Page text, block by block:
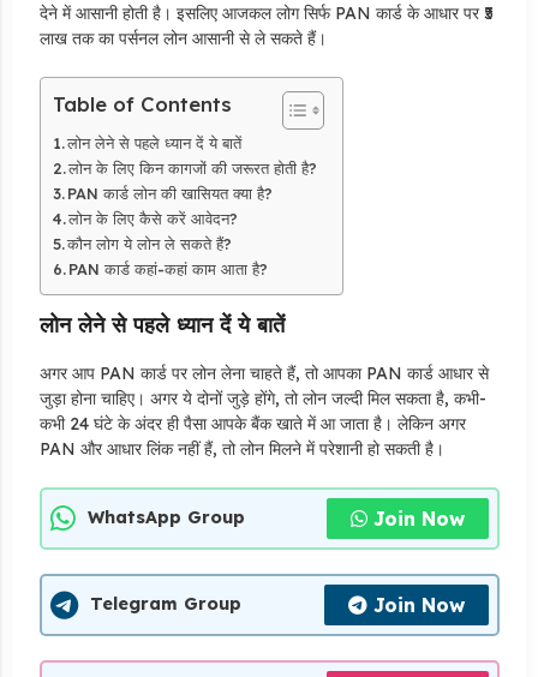
देने में आसानी होती है। इसलिए आजकल लोग सिर्फ PAN कार्ड के आधार पर ₹5
लाख तक का पर्सनल लोन आसानी से ले सकते हैं।
Table of Contents
लोन लेने से पहले ध्यान दें ये बातें
लोन के लिए किन कागजों की जरूरत होती है?
PAN कार्ड लोन की खासियत क्या है?
लोन के लिए कैसे करें आवेदन?
कौन लोग ये लोन ले सकते हैं?
PAN कार्ड कहां-कहां काम आता है?
लोन लेने से पहले ध्यान दें ये बातें
अगर आप PAN कार्ड पर लोन लेना चाहते हैं, तो आपका PAN कार्ड आधार से
जुड़ा होना चाहिए। अगर ये दोनों जुड़े होंगे, तो लोन जल्दी मिल सकता है, कभी-
कभी 24 घंटे के अंदर ही पैसा आपके बैंक खाते में आ जाता है। लेकिन अगर
PAN और आधार लिंक नहीं हैं, तो लोन मिलने में परेशानी हो सकती है।
WhatsApp Group Join Now
Telegram Group Join Now